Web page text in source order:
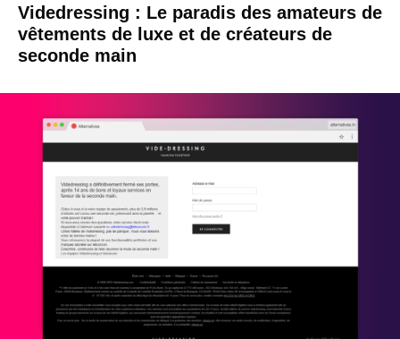
Videdressing : Le paradis des amateurs de
vêtements de luxe et de créateurs de
seconde main